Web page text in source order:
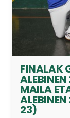
FINALAK
MAILA
23)